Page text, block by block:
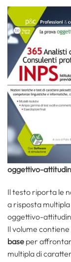
oggettivo-
Il testo riporta le
a risposta
oggettivo-
Il volume
base per
multipla di